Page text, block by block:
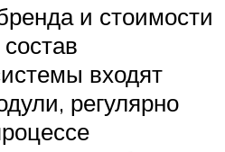
и стоимости
входят
регулярно